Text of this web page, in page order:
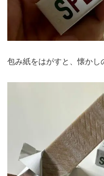
包み紙をはがすと、懐かし